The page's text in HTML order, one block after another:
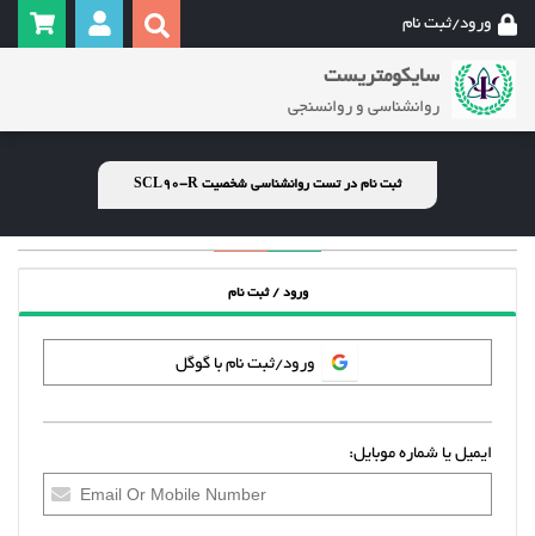
ورود/ثبت نام
سایکومتریست
روانشناسی و روانسنجی
ثبت نام در تست روانشناسی شخصیت SCL90-R
ورود / ثبت نام
ایمیل یا شماره موبایل: